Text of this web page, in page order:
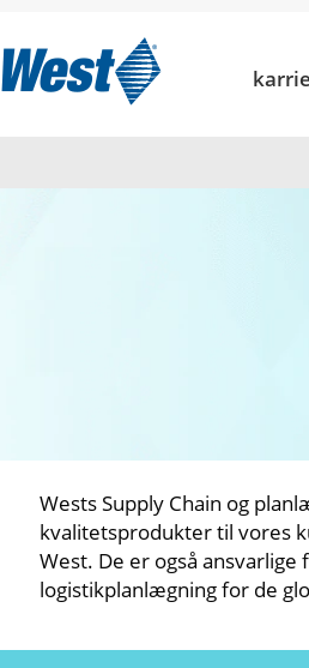
OG
Wests Supply Chain og
kvalitetsprodukter til vores
West. De er også
logistikplanlægning for de